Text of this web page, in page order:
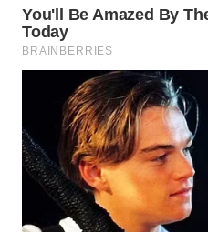
WN
SURABAYA
WN
NATUNA
WN
BINTAN